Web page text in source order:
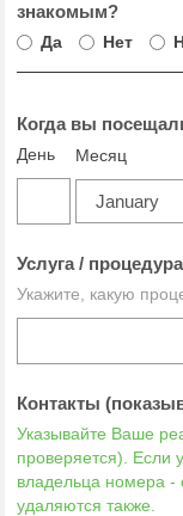
знакомым?
Да Нет
Когда вы
День Месяц
Услуга /
Укажите, какую
Контакты
Указывайте Ваше
проверяется). Если
владельца номера -
удаляются также.